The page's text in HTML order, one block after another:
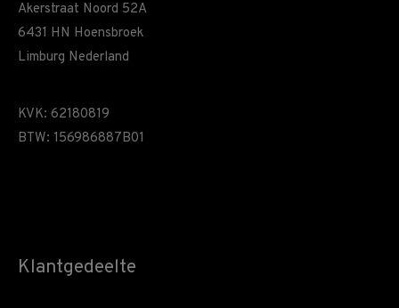
Akerstraat Noord 52A
6431 HN Hoensbroek
Limburg Nederland
KVK: 62180819
BTW: 156986887B01
Klantgedeelte